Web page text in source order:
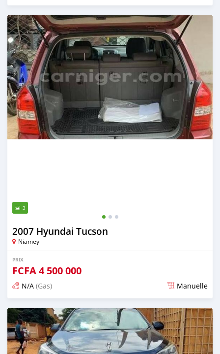
Publié il y a plus de 2 ans
3
2007 Hyundai Tucson
Niamey
PRIX
FCFA4 500 000
N/A (Gas) Manuelle
Publié il y a plus de 2 ans